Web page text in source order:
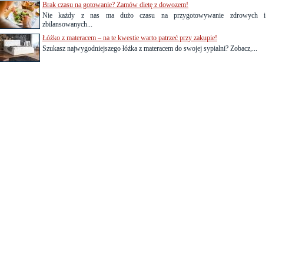
Brak czasu na gotowanie? Zamów dietę z dowozem!
Nie każdy z nas ma dużo czasu na przygotowywanie zdrowych i
zbilansowanych...
Łóżko z materacem – na te kwestie warto patrzeć przy zakupie!
Szukasz najwygodniejszego łóżka z materacem do swojej sypialni? Zobacz,...